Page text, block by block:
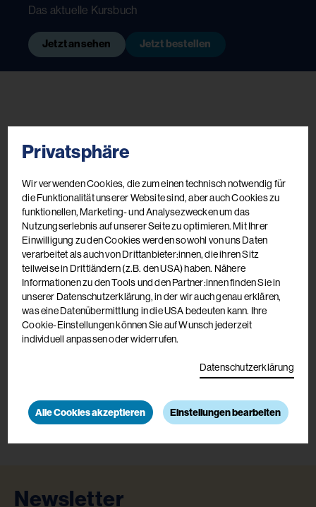
Das aktuelle Kursbuch
Jetzt ansehen Jetzt bestellen
Anmeldung & Auskünfte
Akademie De La Tour
Martin-Luther-Straße 13
9560 Feldkirchen
Newsletter
Privatsphäre
Wir verwenden Cookies, die zum einen technisch notwendig für
die Funktionalität unserer Website sind, aber auch Cookies zu
funktionellen, Marketing- und Analysezwecken um das
Nutzungserlebnis auf unserer Seite zu optimieren. Mit Ihrer
Einwilligung zu den Cookies werden sowohl von uns Daten
verarbeitet als auch von Drittanbieter:innen, die ihren Sitz
teilweise in Drittländern (z.B. den USA) haben. Nähere
Informationen zu den Tools und den Partner:innen finden Sie in
unserer Datenschutzerklärung, in der wir auch genau erklären,
was eine Datenübermittlung in die USA bedeuten kann. Ihre
Cookie-Einstellungen können Sie auf Wunsch jederzeit
individuell anpassen oder widerrufen.
Datenschutzerklärung
Alle Cookies akzeptieren Einstellungen bearbeiten